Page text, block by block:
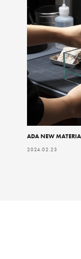
ADA NEW
2024.02.23